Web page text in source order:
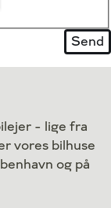
- lige fra
vores bilhuse
og på